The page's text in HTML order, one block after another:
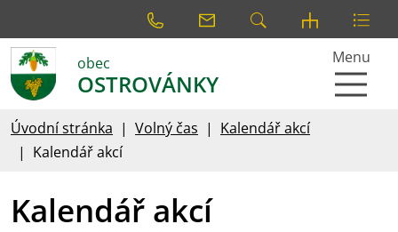
obec
OSTROVÁNKY
Menu
Úvodní stránka Volný čas
Kalendář akcí
Kalendář akcí
Kalendář akcí